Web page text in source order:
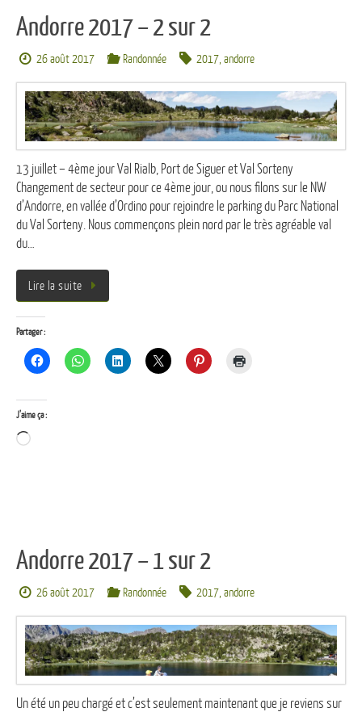
Andorre 2017 – 2 sur 2
26 août 2017 Randonnée 2017,andorre
13 juillet – 4ème jour Val Rialb, Port de Siguer et Val Sorteny
Changement de secteur pour ce 4ème jour, ou nous filons sur le NW
d’Andorre, en vallée d’Ordino pour rejoindre le parking du Parc National
du Val Sorteny. Nous commençons plein nord par le très agréable val
du…
Lire la suite
Partager :
J’aime ça :
Chargement…
Andorre 2017 – 1 sur 2
26 août 2017 Randonnée 2017,andorre
Un été un peu chargé et c’est seulement maintenant que je reviens sur